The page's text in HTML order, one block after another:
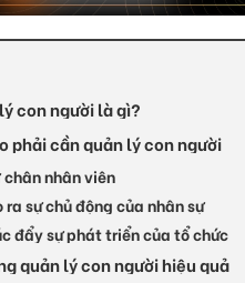
con người là gì?
phải cần quản lý con người
chân nhân viên
ra sự chủ động của nhân sự
đẩy sự phát triển của tổ chức
quản lý con người hiệu quả